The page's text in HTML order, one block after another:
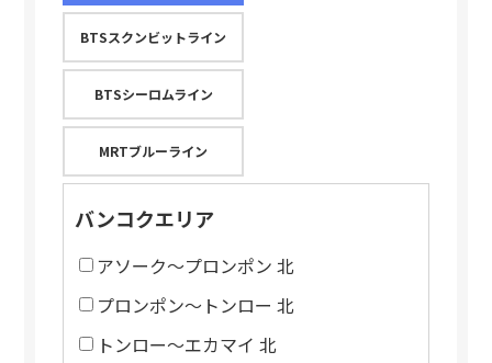
BTSスクンビットライン
BTSシーロムライン
MRTブルーライン
バンコクエリア
アソーク～プロンポン 北
プロンポン～トンロー 北
トンロー～エカマイ 北